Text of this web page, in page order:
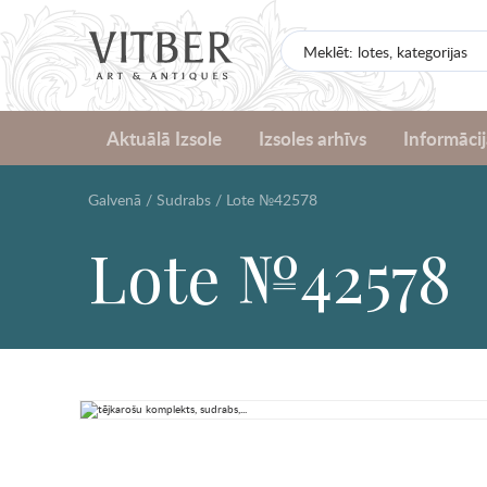
Aktuālā Izsole Izsoles arhīvs
Galvenā / Sudrabs / Lote №42578
Lote №42578